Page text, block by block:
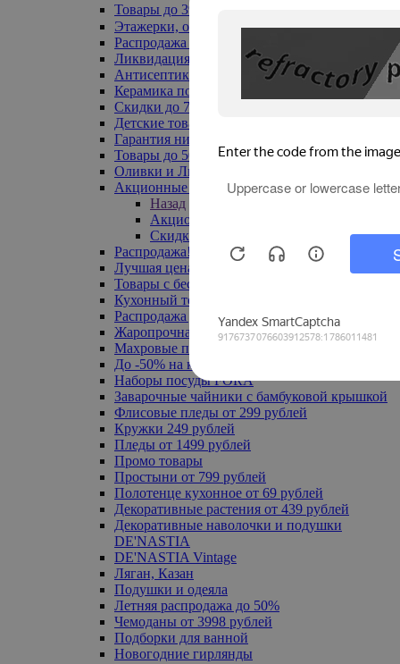
Товары до 399₽
Этажерки, обувницы
Распродажа текстиля до -50%
Ликвидация до -70%
Антисептики
Керамика по 129 руб
Скидки до 70%
Детские товары
Гарантия низкой цены
Товары до 500 руб
Оливки и Лимоны
Акционные товары
Назад
Акционные товары
Скидка 20% по промокоду
Распродажа! Ульяновск до -70%
Лучшая цена
Товары с бесплатной доставкой
Кухонный текстиль
Распродажа до -50%
Жаропрочная посуда
Махровые полотенца
До -50% на ковры
Наборы посуды FORA
Заварочные чайники с бамбуковой крышкой
Флисовые пледы от 299 рублей
Кружки 249 рублей
Пледы от 1499 рублей
Промо товары
Простыни от 799 рублей
Полотенце кухонное от 69 рублей
Декоративные растения от 439 рублей
Декоративные наволочки и подушки
DE'NASTIA
DE'NASTIA Vintage
Ляган, Казан
Подушки и одеяла
Летняя распродажа до 50%
Чемоданы от 3998 рублей
Подборки для ванной
Новогодние гирлянды